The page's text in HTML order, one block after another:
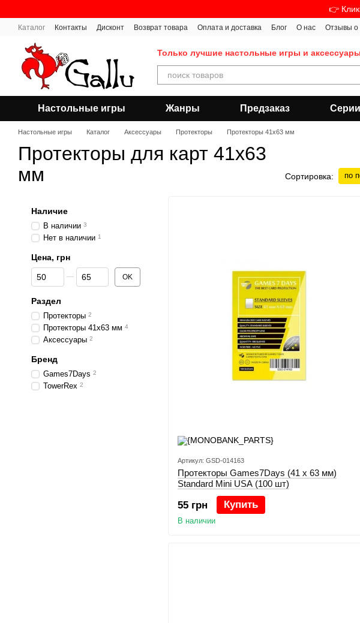
👉
Каталог Контакты Дисконт Возврат товара Оплата и доставка Блог О нас Отзывы о
Только лучшие настольные игры и аксессуары
Настольные игры Жанры Предзаказ
Настольные игры Каталог Аксессуары Протекторы Протекторы 41x63 мм
Протекторы для карт 41x63
мм
Сортировка: по
Артикул: GSD-014163
Протекторы Games7Days (41 x 63 мм)
Standard Mini USA (100 шт)
55 грн Купить
В наличии
Наличие
В наличии 3
Нет в наличии 1
Цена, грн
От Цена, грн
До Цена, грн OK
Раздел
Протекторы 2
Протекторы 41x63 мм 4
Аксессуары 2
Бренд
Games7Days 2
TowerRex 2